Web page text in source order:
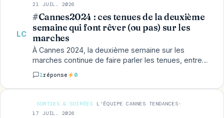
LC
21 JUIL. 2026
#Cannes2024 : ces tenues de la deuxième
semaine qui font rêver (ou pas) sur les
marches
À Cannes 2024, la deuxième semaine sur les
marches continue de faire parler les tenues, entre
celles qui font rêver et celles qui divisent.…
1 réponse 0
SORTIES & SOIRÉES L'ÉQUIPE CANNES TENDANCES·
17 JUIL. 2026